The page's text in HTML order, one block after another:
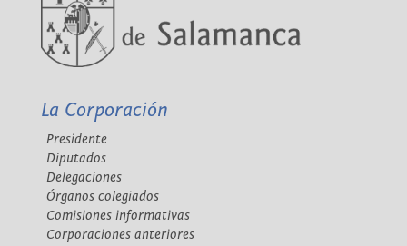
La Corporación
Presidente
Diputados
Delegaciones
Órganos colegiados
Comisiones informativas
Corporaciones anteriores